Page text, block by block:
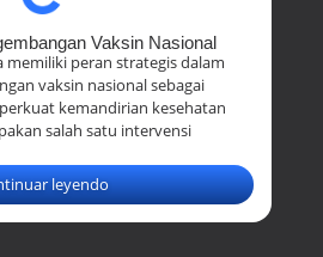
Vaksin Nasional
peran strategis dalam
vaksin nasional sebagai
kemandirian kesehatan
salah satu intervensi
leyendo